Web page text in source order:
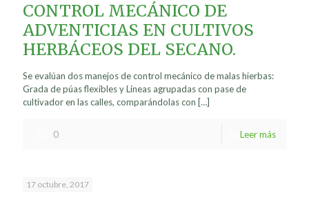
CONTROL MECÁNICO DE
ADVENTICIAS EN CULTIVOS
HERBÁCEOS DEL SECANO.
Se evalúan dos manejos de control mecánico de malas hierbas:
Grada de púas flexibles y Líneas agrupadas con pase de
cultivador en las calles, comparándolas con […]
0 Leer más
17 octubre, 2017